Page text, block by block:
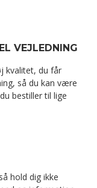
VEJLEDNING
kvalitet, du får
så du kan være
bestiller til lige
hold dig ikke